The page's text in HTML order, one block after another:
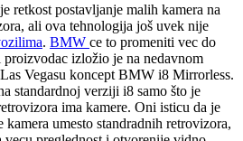
retkost postavljanje malih kamera na
ali ova tehnologija još uvek nije
. BMW ce to promeniti vec do
izložio je na nedavnom
Vegasu koncept BMW i8 Mirrorless.
standardnoj verziji i8 samo što je
ima kamere. Oni isticu da je
umesto standradnih retrovizora,